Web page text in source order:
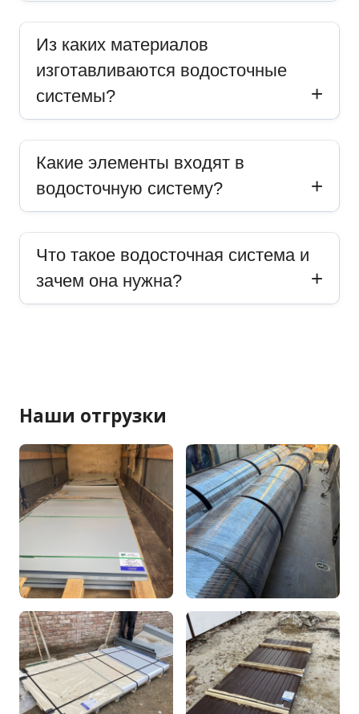
Из каких материалов
изготавливаются водосточные
системы?
Какие элементы входят в
водосточную систему?
Что такое водосточная система и
зачем она нужна?
Наши отгрузки